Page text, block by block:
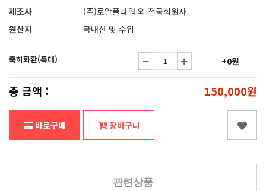
제조사
(주)로얄플라워 외 전국회원사
원산지
국내산 및 수입
축하화환(특대) +0원
총 금액 : 150,000원
바로구매 장바구니
관련상품